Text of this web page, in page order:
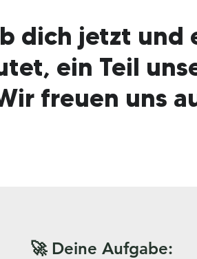
dich jetzt und
ein Teil
freuen uns
🚀 Deine Aufgabe: